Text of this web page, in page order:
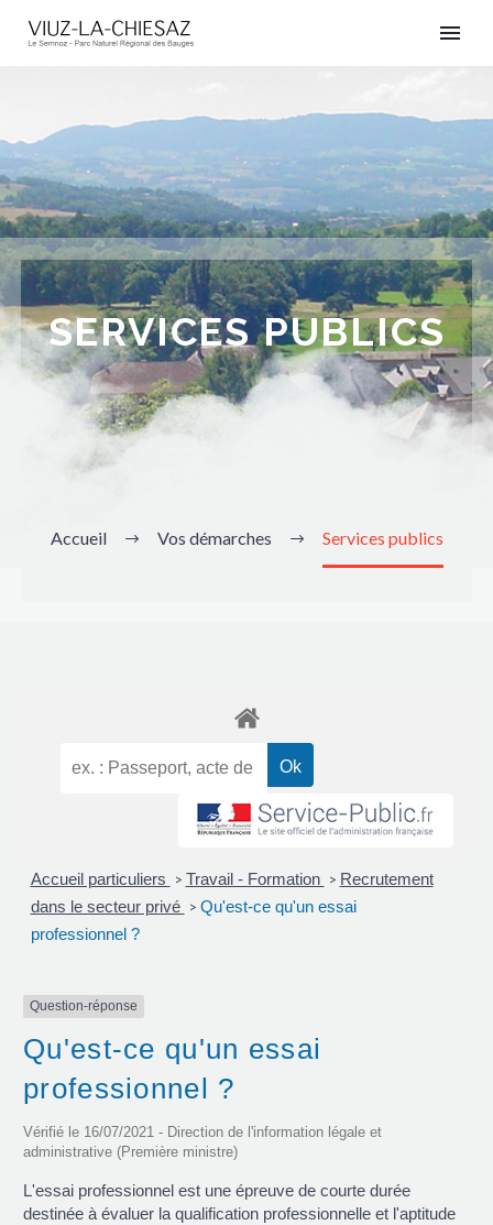
SERVICES PUBLICS
Accueil Vos démarches Services publics
Accueil particuliers > Travail - Formation > Recrutement
dans le secteur privé > Qu'est-ce qu'un essai
professionnel ?
Question-réponse
Qu'est-ce qu'un essai
professionnel ?
Vérifié le 16/07/2021 - Direction de l'information légale et
administrative (Première ministre)
L'essai professionnel est une épreuve de courte durée
destinée à évaluer la qualification professionnelle et l'aptitude